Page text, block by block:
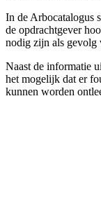
In de Arbocatalogus
de opdrachtgever
nodig zijn als gevolg
Naast de informatie
het mogelijk dat er
kunnen worden